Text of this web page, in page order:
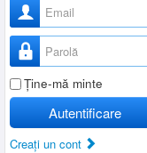
Nume utilizator
Parolă
Ţine-mă minte
Autentificare
Creaţi un cont